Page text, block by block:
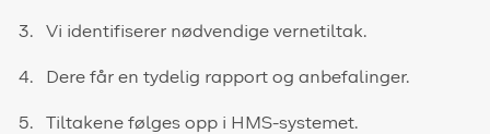
Vi identifiserer nødvendige vernetiltak.
Dere får en tydelig rapport og anbefalinger.
Tiltakene følges opp i HMS-systemet.